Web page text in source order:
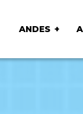
ANDES